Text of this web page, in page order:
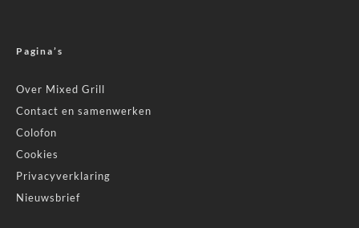
Pagina’s
Over Mixed Grill
Contact en samenwerken
Colofon
Cookies
Privacyverklaring
Nieuwsbrief